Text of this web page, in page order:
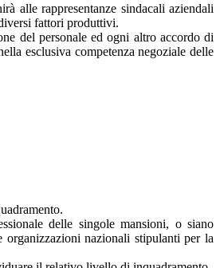
alle rappresentanze sindacali aziendali
fattori produttivi.
del personale ed ogni altro accordo di
esclusiva competenza negoziale delle
delle singole mansioni, o siano
nazionali stipulanti per la